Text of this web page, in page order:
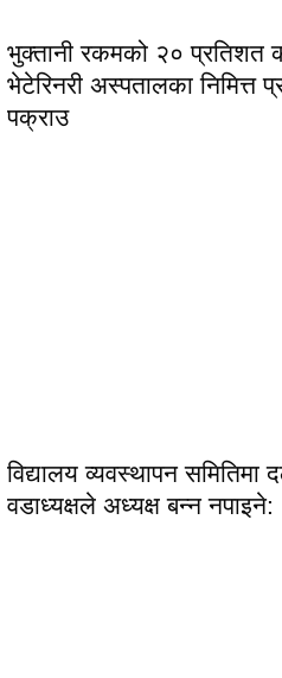
भुक्तानी रकमको २० प्रतिशत
भेटेरिनरी अस्पतालका
पक्राउ
विद्यालय व्यवस्थापन
वडाध्यक्षले अध्यक्ष बन्न नपाइने: